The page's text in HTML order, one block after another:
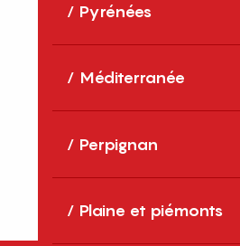
Pyrénées
Méditerranée
Perpignan
Plaine et piémonts